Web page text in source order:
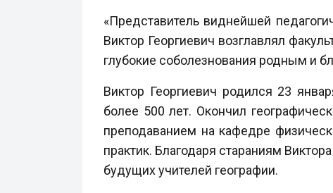
«Представитель виднейшей
Виктор Георгиевич возглавлял
глубокие соболезнования родным и
Виктор Георгиевич родился 23
более 500 лет. Окончил
преподаванием на кафедре
практик. Благодаря стараниям
будущих учителей географии.